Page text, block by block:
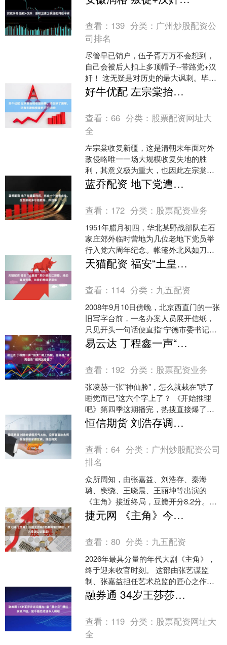
粒....
查看： 139 分类： 广州炒股配资公
司排名
尽管早已销户，伍子胥万万不会想到，
自己会被后人扣上多顶帽子--带路党+汉
奸！ 这无疑是对历史的最大讽刺。毕
竟，汉奸一词最迟到明朝才出现，专为
咒骂那些帮助南方山民....
好牛优配 左宗棠抬棺收复新疆，功臣除了湘军，还有天津杨柳青的三千货郎！
查看：66 分类： 股票配资网址大
全
左宗棠收复新疆，这是清朝末年面对外
敌侵略唯一一场大规模收复失地的胜
利，其意义极为重大，也因此左宗棠成
了今天我们大力赞扬的民族英雄。 左宗
棠像 在左宗棠率军西征的....
蓝乔配资 地下党遭重刑后，供出一个秘密求生，战友却说多亏他救命，咋回事
查看： 172 分类： 股票配资业务
1951年腊月初四，华北某野战部队在石
家庄郊外临时营地为几位老地下党员举
行入党六周年纪念。帐篷外北风如刀，
篝火升起。一个头发花白、左腿略显跛
的中年人默默坐在火堆....
天猫配资 福安“土皇后”郑少清的江湖路，她的奢靡荒唐，比我们想得更恶劣
查看： 114 分类： 九五配资
2008年9月10日傍晚，北京西直门的一张
旧写字台前，一名办案人员展开信纸，
只见开头一句话便直指“宁德市委书记陈
少勇与女商人郑少清联手走私”。那一
刻，中央纪委正....
易云达 丁程鑫一声“姐夫”喊上热搜，张凌赫“渣男语录”把网友看傻了
查看： 192 分类： 股票配资业务
张凌赫一张"神仙脸"，怎么就栽在"哄了
睡觉而已"这六个字上了？ 《开始推理
吧》第四季这期播完，热搜直接爆了。
不是推理多烧脑，是张凌赫顶着那张被
粉丝叫"张大漂亮"....
恒信期货 刘浩存调侃天气太热，没事就喜欢去何超莲窦骁家蹭空调，理由搞笑
查看：64 分类： 广州炒股配资公司
排名
众所周知，由张嘉益、刘浩存、秦海
璐、窦骁、王晓晨、王丽坤等出演的
《主角》接近终局，豆瓣开分8.2分。最
新的剧情中，刘红兵跟忆秦娥终于修成
正果，两个人顺利走到了一....
捷元网 《主角》今晚大结局! 忆秦娥重回舞台，7人命运尘埃落定!
查看：80 分类： 九五配资
2026年最具分量的年代大剧《主角》，
终于迎来收官时刻。 这部由张艺谋监
制、张嘉益担任艺术总监的匠心之作，
自开播以来热度口碑双丰收，豆瓣开分
8.2，收视率连续多....
融券通 34岁王莎莎近况曝光! 靠“莫小贝”爆红家喻户晓，如今婚恋成谜令人唏嘘
查看： 119 分类： 股票配资网址大
全